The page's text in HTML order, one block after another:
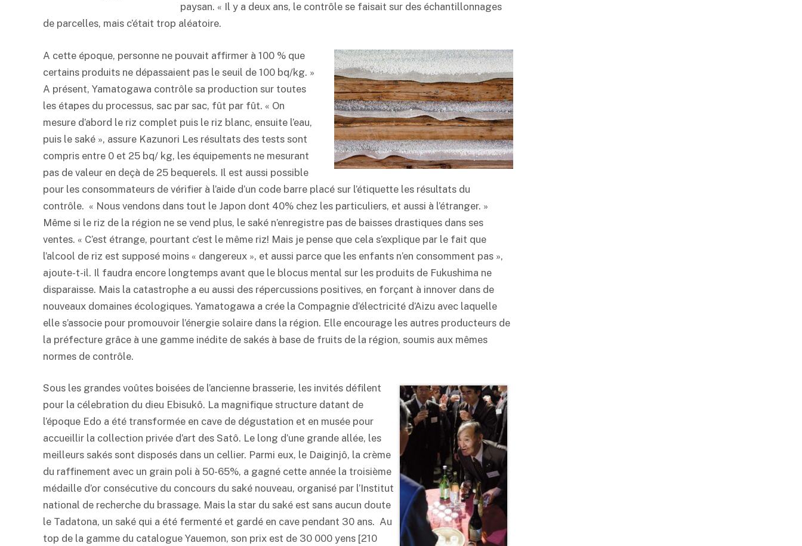
paysan. « Il y a deux ans, le contrôle se faisait sur des échantillonnages
de parcelles, mais c’était trop aléatoire.
A cette époque, personne ne pouvait affirmer à 100 % que
certains produits ne dépassaient pas le seuil de 100 bq/kg. »
A présent, Yamatogawa contrôle sa production sur toutes
les étapes du processus, sac par sac, fût par fût. « On
mesure d’abord le riz complet puis le riz blanc, ensuite l’eau,
puis le saké », assure Kazunori Les résultats des tests sont
compris entre 0 et 25 bq/ kg, les équipements ne mesurant
pas de valeur en deçà de 25 bequerels. Il est aussi possible
pour les consommateurs de vérifier à l’aide d’un code barre placé sur l’étiquette les résultats du
contrôle. « Nous vendons dans tout le Japon dont 40% chez les particuliers, et aussi à l’étranger. »
Même si le riz de la région ne se vend plus, le saké n’enregistre pas de baisses drastiques dans ses
ventes. « C’est étrange, pourtant c’est le même riz! Mais je pense que cela s’explique par le fait que
l’alcool de riz est supposé moins « dangereux », et aussi parce que les enfants n’en consomment pas »,
ajoute-t-il. Il faudra encore longtemps avant que le blocus mental sur les produits de Fukushima ne
disparaisse. Mais la catastrophe a eu aussi des répercussions positives, en forçant à innover dans de
nouveaux domaines écologiques. Yamatogawa a crée la Compagnie d’électricité d’Aizu avec laquelle
elle s’associe pour promouvoir l’énergie solaire dans la région. Elle encourage les autres producteurs de
la préfecture grâce à une gamme inédite de sakés à base de fruits de la région, soumis aux mêmes
normes de contrôle.
Sous les grandes voûtes boisées de l’ancienne brasserie, les invités défilent
pour la célebration du dieu Ebisukô. La magnifique structure datant de
l’époque Edo a été transformée en cave de dégustation et en musée pour
accueillir la collection privée d’art des Satô. Le long d’une grande allée, les
meilleurs sakés sont disposés dans un cellier. Parmi eux, le Daiginjô, la crème
du raffinement avec un grain poli à 50-65%, a gagné cette année la troisième
médaille d’or consécutive du concours du saké nouveau, organisé par l’Institut
national de recherche du brassage. Mais la star du saké est sans aucun doute
le Tadatona, un saké qui a été fermenté et gardé en cave pendant 30 ans. Au
top de la gamme du catalogue Yauemon, son prix est de 30 000 yens [210